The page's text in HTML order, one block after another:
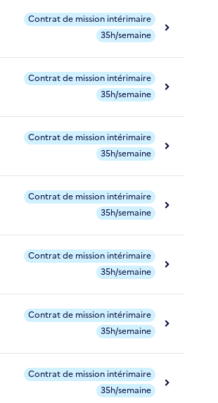
Contrat de mission intérimaire
35h/semaine
Contrat de mission intérimaire
35h/semaine
Contrat de mission intérimaire
35h/semaine
Contrat de mission intérimaire
35h/semaine
Contrat de mission intérimaire
35h/semaine
Contrat de mission intérimaire
35h/semaine
Contrat de mission intérimaire
35h/semaine